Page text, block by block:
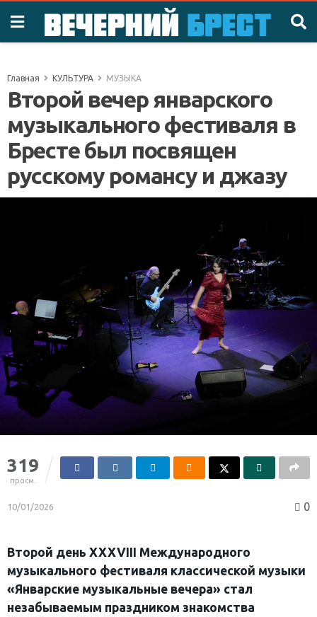
Главная КУЛЬТУРА МУЗЫКА
Второй вечер январского
музыкального фестиваля в
Бресте был посвящен
русскому романсу и джазу
319
просм.
10/01/2026 0
Второй день XXXVIII Международного
музыкального фестиваля классической музыки
«Январские музыкальные вечера» стал
незабываемым праздником знакомства